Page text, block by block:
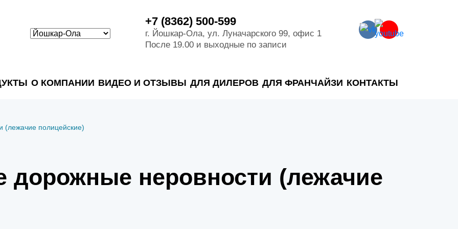
+7 (8362) 500-599
г. Йошкар-Ола, ул. Луначарского 99, офис 1
После 19.00 и выходные по записи
О КОМПАНИИ ВИДЕО И ОТЗЫВЫ ДЛЯ ДИЛЕРОВ ДЛЯ ФРАНЧАЙЗИ КОНТАКТЫ
колодцы
вод
(лежачие полицейские)
дорожные неровности (лежачие